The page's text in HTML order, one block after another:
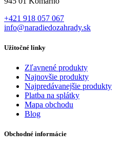
+421 918 057 067
info@naradiedozahrady.sk
Užitočné linky
Zľavnené produkty
Najnovšie produkty
Najpredávanejšie produkty
Platba na splátky
Mapa obchodu
Blog
Obchodné informácie